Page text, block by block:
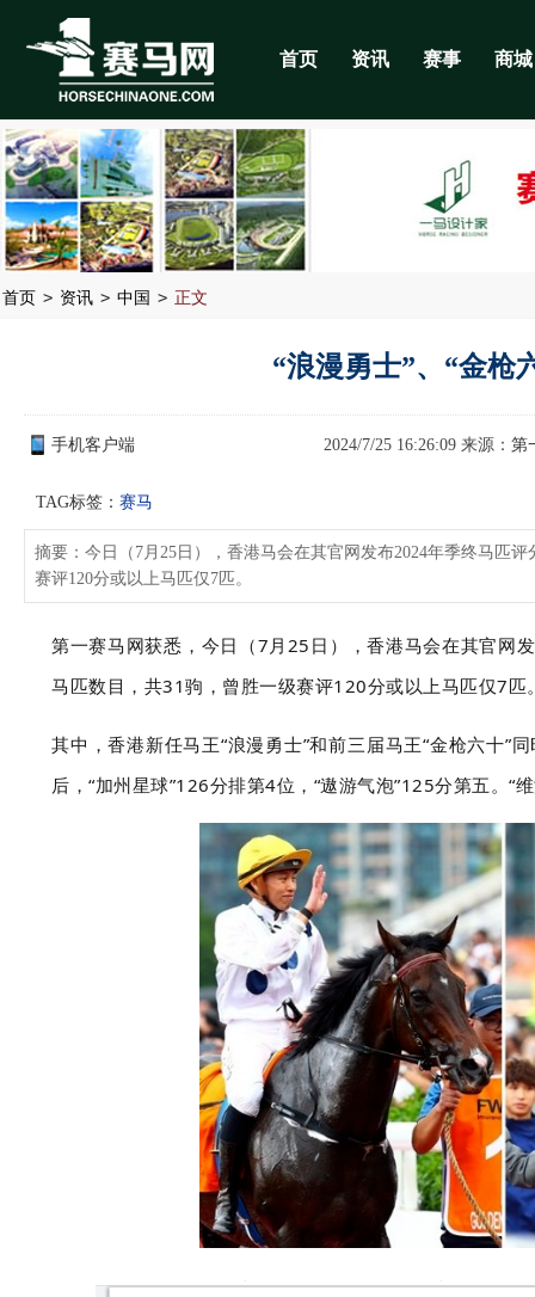
首页 资讯 赛事 商城
首页 > 资讯 > 中国 > 正文
“浪漫勇士”、“金枪
手机客户端 2024/7/25 16:26:09 来源： 第
TAG标签： 赛马
摘要：今日（7月25日），香港马会在其官网发布2024年季终马匹
赛评120分或以上马匹仅7匹。
第一赛马网获悉，今日（7月25日），香港马会在其官网
马匹数目，共31驹，曾胜一级赛评120分或以上马匹仅7匹
其中，香港新任马王“浪漫勇士”和前三届马王“金枪六十”
后，“加州星球”126分排第4位，“遨游气泡”125分第五。“